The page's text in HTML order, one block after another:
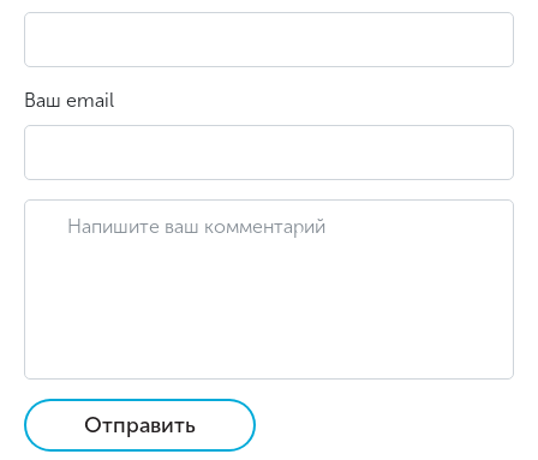
Ваш email
Отправить